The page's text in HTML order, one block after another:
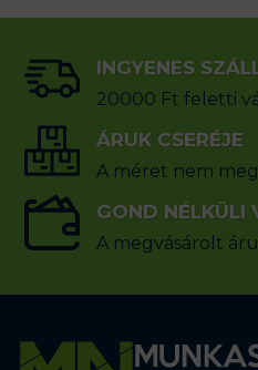
INGYENES
20000 Ft feletti
ÁRUK CSERÉJE
A méret nem
GOND NÉLKÜLI
A megvásárolt